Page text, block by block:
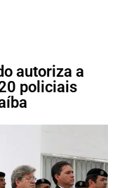
autoriza a
policiais